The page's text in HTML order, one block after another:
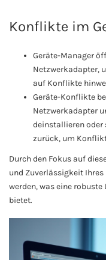
Konflikte im
Geräte-Manager
Netzwerkadapter,
auf Konflikte
Geräte-Konflikte
Netzwerkadapter
deinstallieren oder
zurück, um
Durch den Fokus auf
und Zuverlässigkeit
werden, was eine
bietet.